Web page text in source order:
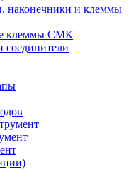
наконечники и клеммы
клеммы СМК
соединители